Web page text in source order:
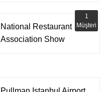
National Restaurant
Association Show
1
Müşteri